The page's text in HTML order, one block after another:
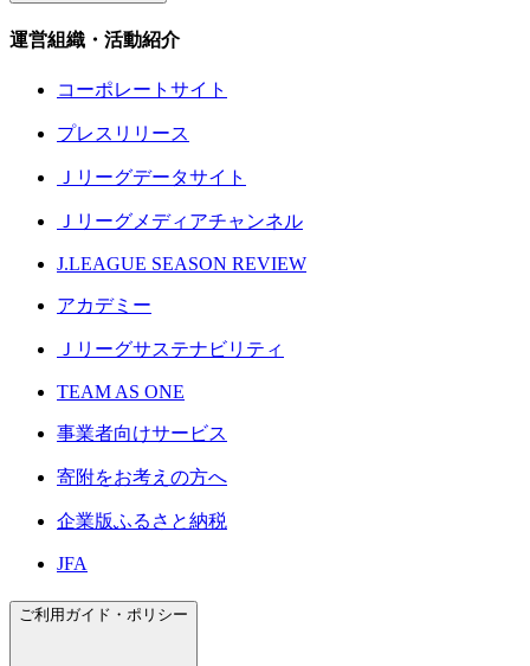
運営組織・活動紹介
コーポレートサイト
プレスリリース
Ｊリーグデータサイト
Ｊリーグメディアチャンネル
J.LEAGUE SEASON REVIEW
アカデミー
Ｊリーグサステナビリティ
TEAM AS ONE
事業者向けサービス
寄附をお考えの方へ
企業版ふるさと納税
JFA
ご利用ガイド・ポリシー